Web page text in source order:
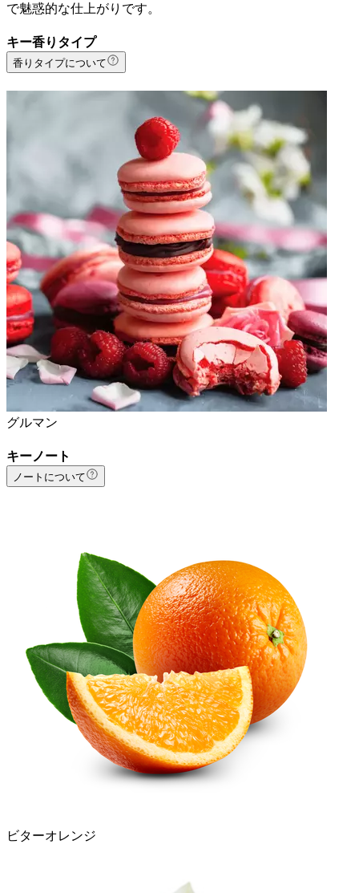
で魅惑的な仕上がりです。
キー香りタイプ
香りタイプについて
グルマン
キーノート
ノートについて
ビターオレンジ